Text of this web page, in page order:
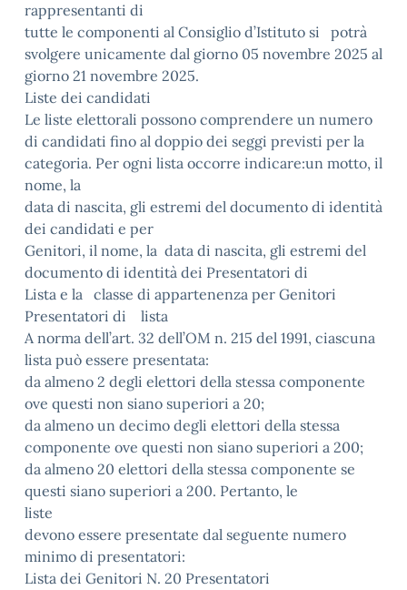
rappresentanti di
tutte le componenti al Consiglio d’Istituto si potrà
svolgere unicamente dal giorno 05 novembre 2025 al
giorno 21 novembre 2025.
Liste dei candidati
Le liste elettorali possono comprendere un numero
di candidati fino al doppio dei seggi previsti per la
categoria. Per ogni lista occorre indicare:un motto, il
nome, la
data di nascita, gli estremi del documento di identità
dei candidati e per
Genitori, il nome, la data di nascita, gli estremi del
documento di identità dei Presentatori di
Lista e la classe di appartenenza per Genitori
Presentatori di lista
A norma dell’art. 32 dell’OM n. 215 del 1991, ciascuna
lista può essere presentata:
da almeno 2 degli elettori della stessa componente
ove questi non siano superiori a 20;
da almeno un decimo degli elettori della stessa
componente ove questi non siano superiori a 200;
da almeno 20 elettori della stessa componente se
questi siano superiori a 200. Pertanto, le
liste
devono essere presentate dal seguente numero
minimo di presentatori:
Lista dei Genitori N. 20 Presentatori